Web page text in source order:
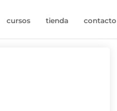
cursos tienda contacto